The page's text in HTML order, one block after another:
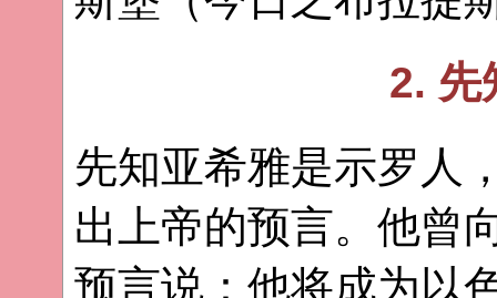
2. 先
先知亚希雅是示罗人
出上帝的预言。他曾
预言说：他将成为以